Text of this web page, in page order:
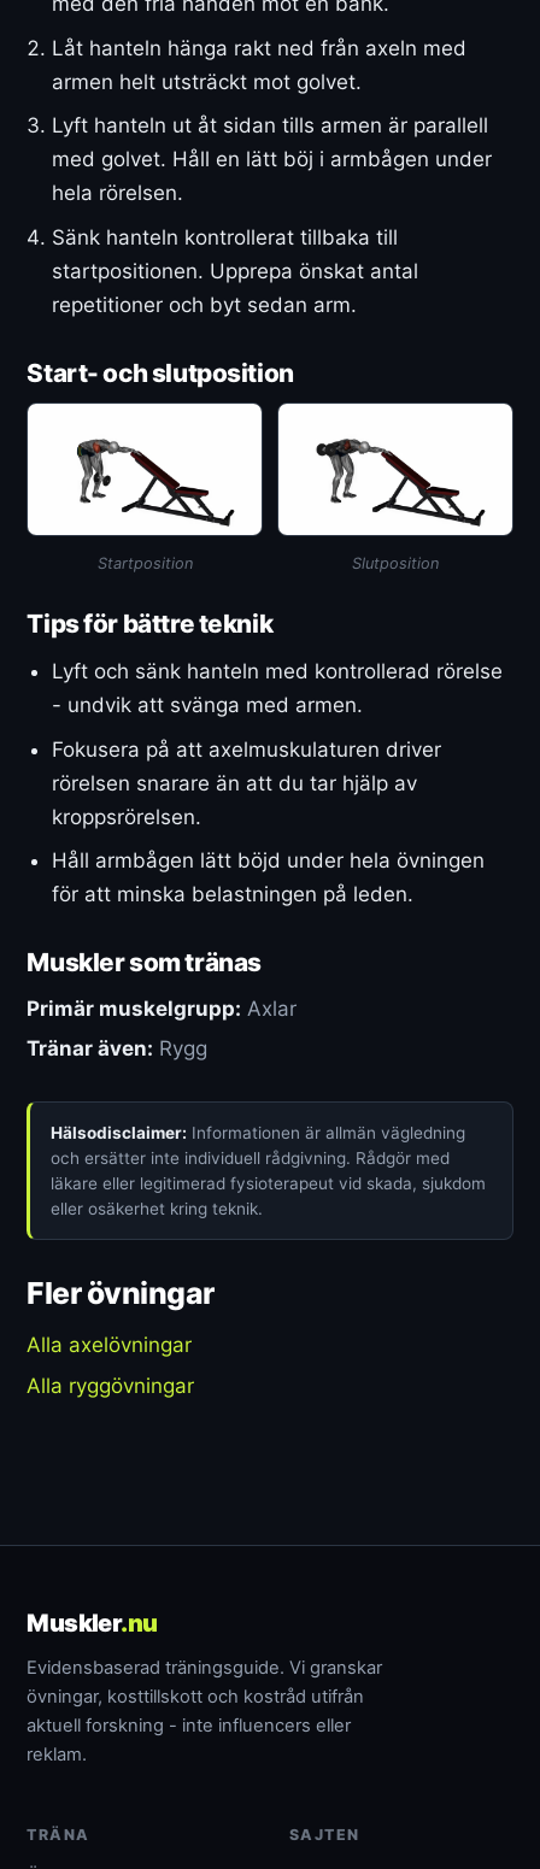
Låt hanteln hänga rakt ned från axeln med
armen helt utsträckt mot golvet.
Lyft hanteln ut åt sidan tills armen är parallell
med golvet. Håll en lätt böj i armbågen under
hela rörelsen.
Sänk hanteln kontrollerat tillbaka till
startpositionen. Upprepa önskat antal
repetitioner och byt sedan arm.
Start- och slutposition
Startposition Slutposition
Tips för bättre teknik
Lyft och sänk hanteln med kontrollerad rörelse
- undvik att svänga med armen.
Fokusera på att axelmuskulaturen driver
rörelsen snarare än att du tar hjälp av
kroppsrörelsen.
Håll armbågen lätt böjd under hela övningen
för att minska belastningen på leden.
Muskler som tränas
Primär muskelgrupp: Axlar
Tränar även: Rygg
Hälsodisclaimer: Informationen är allmän vägledning
och ersätter inte individuell rådgivning. Rådgör med
läkare eller legitimerad fysioterapeut vid skada, sjukdom
eller osäkerhet kring teknik.
Fler övningar
Alla axelövningar
Alla ryggövningar
Muskler.nu
Evidensbaserad träningsguide. Vi granskar
övningar, kosttillskott och kostråd utifrån
aktuell forskning - inte influencers eller
reklam.
TRÄNA SAJTEN